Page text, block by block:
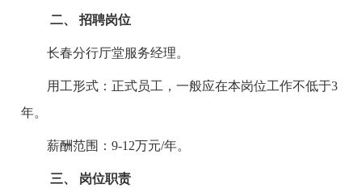
二、 招聘岗位
长春分行厅堂服务经理。
用工形式：正式员工，一般应在本岗位工作不低于3
年。
薪酬范围：9-12万元/年。
三、 岗位职责